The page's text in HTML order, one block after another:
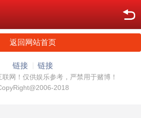
返回网站首页
链接 链接
网！仅供娱乐参考，严禁用于赌博！
2018